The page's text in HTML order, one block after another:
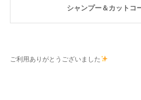
シャンプー＆カットコ
ご利用ありがとうございました